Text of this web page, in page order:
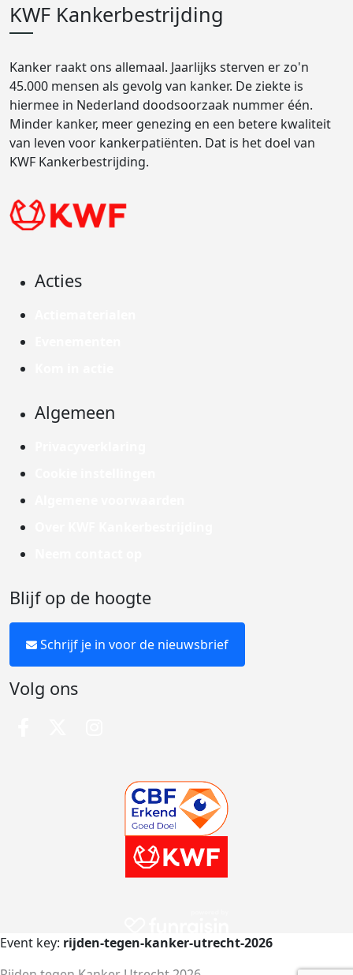
KWF Kankerbestrijding
Kanker raakt ons allemaal. Jaarlijks sterven er zo'n
45.000 mensen als gevolg van kanker. De ziekte is
hiermee in Nederland doodsoorzaak nummer één.
Minder kanker, meer genezing en een betere kwaliteit
van leven voor kankerpatiënten. Dat is het doel van
KWF Kankerbestrijding.
Acties
Algemeen
Blijf op de hoogte
Schrijf je in voor de nieuwsbrief
Volg ons
Event key: rijden-tegen-kanker-utrecht-2026